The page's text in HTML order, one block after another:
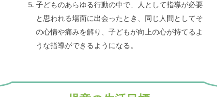
子どものあらゆる行動の中で、人として指導が必要
と思われる場面に出会ったとき、同じ人間としてそ
の心情や痛みを解り、子どもが向上の心が持てるよ
うな指導ができるようになる。